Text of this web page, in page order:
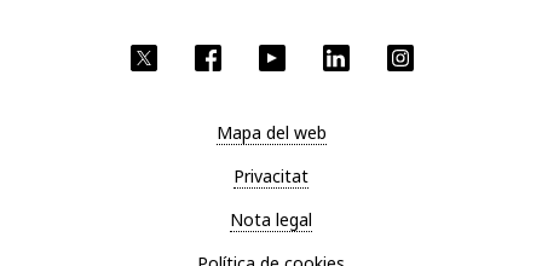
Facebook YouTube LinkedIn
Mapa del web
Privacitat
Nota legal